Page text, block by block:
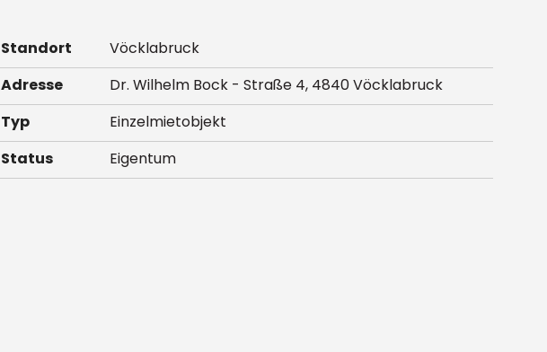
Standort Vöcklabruck
Adresse Dr. Wilhelm Bock - Straße 4, 4840 Vöcklabruck
Typ Einzelmietobjekt
Status Eigentum